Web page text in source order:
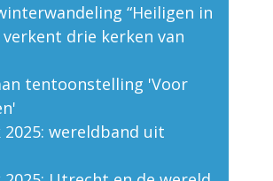
“Heiligen in
drie kerken van
tentoonstelling 'Voor
2025: wereldband uit